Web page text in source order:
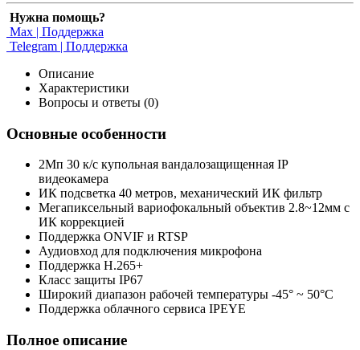
Нужна помощь?
Max | Поддержка
Telegram | Поддержка
Описание
Характеристики
Вопросы и ответы (0)
Основные особенности
2Мп 30 к/с купольная вандалозащищенная IP
видеокамера
ИК подсветка 40 метров, механический ИК фильтр
Мегапиксельный вариофокальный объектив 2.8~12мм c
ИК коррекцией
Поддержка ONVIF и RTSP
Аудиовход для подключения микрофона
Поддержка H.265+
Класс защиты IP67
Широкий диапазон рабочей температуры -45° ~ 50°C
Поддержка облачного сервиса IPEYE
Полное описание